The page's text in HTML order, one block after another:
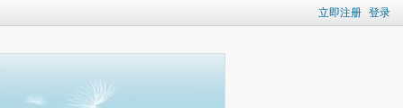
立即注册 登录